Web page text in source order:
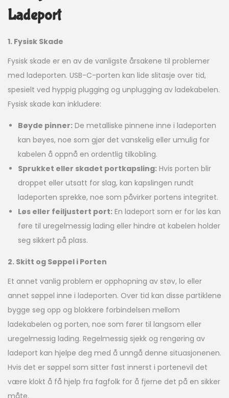
Ladeport
1. Fysisk Skade
Fysisk skade er en av de vanligste årsakene til problemer
med ladeporten. USB-C-porten kan lide slitasje over tid,
spesielt ved hyppig plugging og unplugging av ladekabelen.
Fysisk skade kan inkludere:
Bøyde pinner: De metalliske pinnene inne i ladeporten
kan bøyes, noe som gjør det vanskelig eller umulig for
kabelen å oppnå en ordentlig tilkobling.
Sprukket eller skadet portkapsling: Hvis porten blir
droppet eller utsatt for slag, kan kapslingen rundt
ladeporten sprekke, noe som påvirker portens integritet.
Løs eller feiljustert port: En ladeport som er for løs kan
føre til uregelmessig lading eller hindre at kabelen holder
seg sikkert på plass.
2. Skitt og Søppel i Porten
Et annet vanlig problem er opphopning av støv, lo eller
annet søppel inne i ladeporten. Over tid kan disse partiklene
bygge seg opp og blokkere forbindelsen mellom
ladekabelen og porten, noe som fører til langsom eller
uregelmessig lading. Regelmessig sjekk og rengøring av
ladeport kan hjelpe deg med å unngå denne situasjonenen.
Hvis det er søppel som sitter fast innerst i portenevil det
være klokt å få hjelp fra fagfolk for å fjerne det på en sikker